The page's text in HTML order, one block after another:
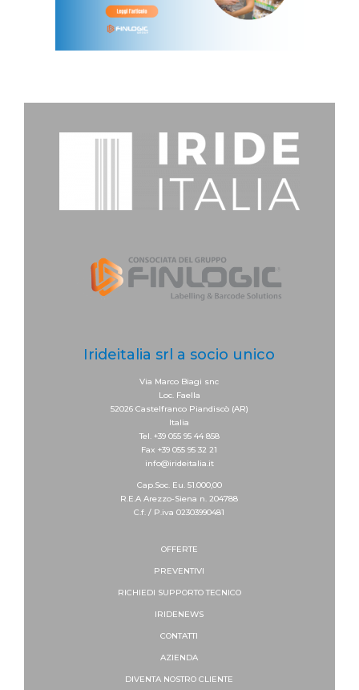
Irideitalia srl a socio unico
Via Marco Biagi snc
Loc. Faella
52026 Castelfranco Piandiscò (AR)
Italia
Tel. +39 055 95 44 858
Fax +39 055 95 32 21
info@irideitalia.it
Cap.Soc. Eu. 51.000,00
R.E.A Arezzo-Siena n. 204788
C.f. / P.iva 02303990481
OFFERTE
PREVENTIVI
RICHIEDI SUPPORTOTECNICO
IRIDENEWS
CONTATTI
AZIENDA
DIVENTA NOSTRO CLIENTE